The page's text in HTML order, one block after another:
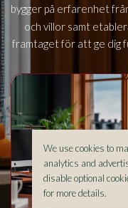
bygger på erfarenhet
och villor samt
framtaget för att ge dig
We use cookies to
analytics and
disable optional
for more details.